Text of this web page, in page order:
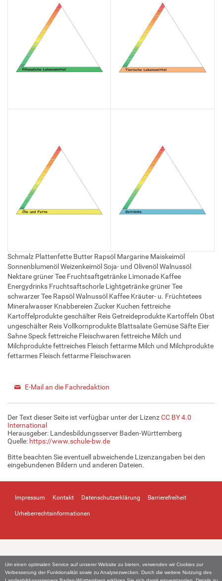
Um einen optimalen Service auf unserer Website zu bieten, verwenden wir Cookies zur
Verbesserung der Funktionalität sowie zu Analysezwecken. Durch die weitere Nutzung des
Schmalz Plattenfette Butter Rapsöl Margarine Maiskeimöl
Sonnenblumenöl Weizenkeimöl Soja- und Olivenöl Walnussöl
Nektare grüner Tee Fruchtsaftgetränke Limonade Kaffee
Energydrinks Fruchtsaftschorle Lightgetränke grüner Tee
schwarzer Tee Rapsöl Walnussöl Kaffee Kräuter- u. Früchtetees
Mineralwasser Knabbereien Zucker Kuchen fettreiche
Kartoffelprodukte geschälter Reis Getreideprodukte Kartoffeln Obst
ungeschälter Reis Vollkornprodukte Blattsalate Gemüse Säfte Eier
Sahne Speck fettreiche Fleischwaren fettreiche Milch und
Milchprodukte fettreiches Fleisch fettarme Milch und Milchprodukte
fettarmes Fleisch fettarme Fleischwaren
E-Mail an die Fachredaktion
Der Text dieser Seite ist verfügbar unter der LizenzCC BY 4.0
International
Herausgeber: Landesbildungsserver Baden-Württemberg
Quelle: https://www.schule-bw.de
Bitte beachten Sie eventuell abweichende Lizenzangaben bei den
eingebundenen Bildern und anderen Dateien.
Impressum Kontakt Datenschutzerklärung Barrierefreiheit
Urheberrechtsinformationen